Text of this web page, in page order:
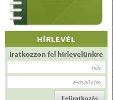
HÍRLEVÉL
Iratkozzon fel hírlevelünkre
név
e-mail cím